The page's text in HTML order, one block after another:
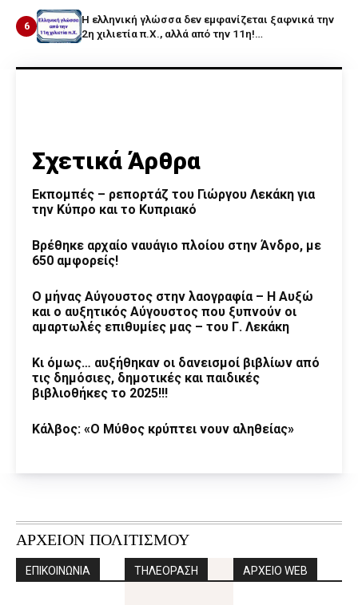
6
Η ελληνική γλώσσα δεν εμφανίζεται ξαφνικά την
2η χιλιετία π.Χ., αλλά από την 11η!…
Σχετικά Άρθρα
Εκπομπές – ρεπορτάζ του Γιώργου Λεκάκη για
την Κύπρο και το Κυπριακό
Βρέθηκε αρχαίο ναυάγιο πλοίου στην Άνδρο, με
650 αμφορείς!
Ο μήνας Αύγουστος στην λαογραφία – Η Αυξώ
και ο αυξητικός Αύγουστος που ξυπνούν οι
αμαρτωλές επιθυμίες μας – του Γ. Λεκάκη
Κι όμως… αυξήθηκαν οι δανεισμοί βιβλίων από
τις δημόσιες, δημοτικές και παιδικές
βιβλιοθήκες το 2025!!!
Κάλβος: «Ο Μύθος κρύπτει νουν αληθείας»
ΑΡΧΕΙΟΝ ΠΟΛΙΤΙΣΜΟΥ
ΕΠΙΚΟΙΝΩΝΙΑ ΤΗΛΕΟΡΑΣΗ ΑΡΧΕΙΟ WEB